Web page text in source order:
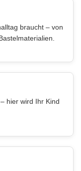
braucht – von
hier wird Ihr Kind